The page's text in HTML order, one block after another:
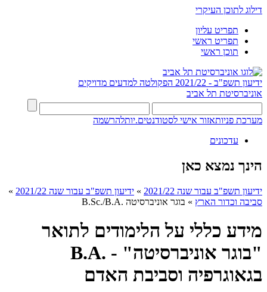
דילוג לתוכן העיקרי
תפריט עליון
תפריט ראשי
תוכן ראשי
ידיעון תשפ"ב - 2021/22
הפקולטה למדעים מדויקים
אוניברסיטת תל אביב
מערכת פניותאזור אישי לסטודנטים.יותלהרשמה
עדכונים
הינך נמצא כאן
ידיעון תשפ"ב עבור שנה 2021/22 » ידיעון תשפ"ב עבור שנה 2021/22
»
סביבה וכדור הארץ » בוגר אוניברסיטה .B.Sc./B.A
מידע כללי על הלימודים לתואר
"בוגר אוניברסיטה" - .B.A
בגאוגרפיה וסביבת האדם